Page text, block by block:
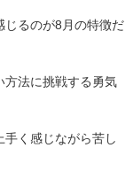
じるのが8月の特徴だ
方法に挑戦する勇気
く感じながら苦し